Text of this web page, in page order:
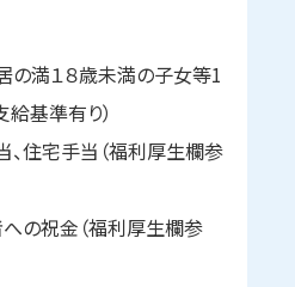
の満１８歳未満の子女等1
基準有り）
、住宅手当（福利厚生欄参
の祝金（福利厚生欄参